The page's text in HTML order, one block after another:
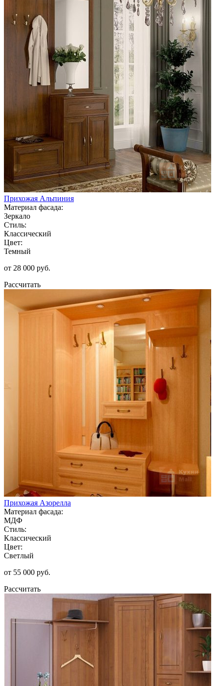
Прихожая Альпиния
Материал фасада:
Зеркало
Стиль:
Классический
Цвет:
Темный
от 28 000 руб.
Рассчитать
Прихожая Азорелла
Материал фасада:
МДФ
Стиль:
Классический
Цвет:
Светлый
от 55 000 руб.
Рассчитать